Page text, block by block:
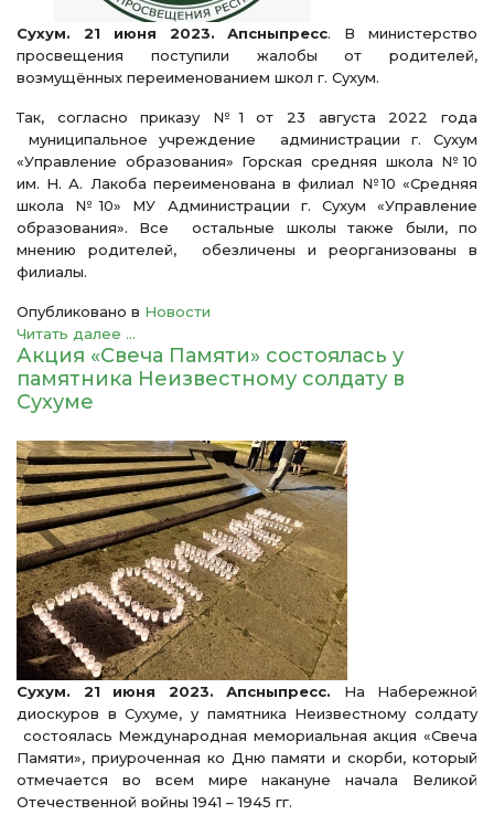
Сухум. 21 июня 2023. Апсныпресс. В министерство
просвещения поступили жалобы от родителей,
возмущённых переименованием школ г. Сухум.
Так, согласно приказу №1 от 23 августа 2022 года
муниципальное учреждение администрации г. Сухум
«Управление образования» Горская средняя школа №10
им. Н. А. Лакоба переименована в филиал №10 «Средняя
школа №10» МУ Администрации г. Сухум «Управление
образования». Все остальные школы также были, по
мнению родителей, обезличены и реорганизованы в
филиалы.
Опубликовано в Новости
Читать далее ...
Акция «Свеча Памяти» состоялась у
памятника Неизвестному солдату в
Сухуме
Сухум. 21 июня 2023. Апсныпресс. На Набережной
диоскуров в Сухуме, у памятника Неизвестному солдату
состоялась Международная мемориальная акция «Свеча
Памяти», приуроченная ко Дню памяти и скорби, который
отмечается во всем мире накануне начала Великой
Отечественной войны 1941 – 1945 гг.